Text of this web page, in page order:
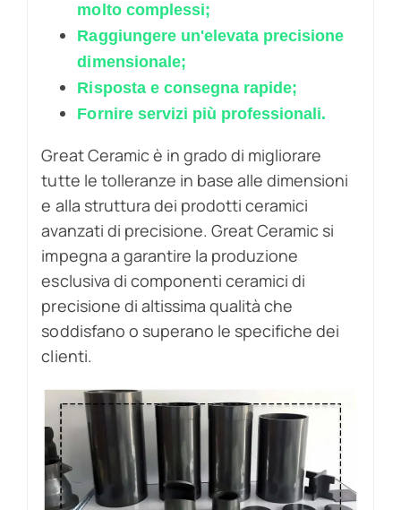
molto complessi;
Raggiungere un'elevata precisione
dimensionale;
Risposta e consegna rapide;
Fornire servizi più professionali.
Great Ceramic è in grado di migliorare
tutte le tolleranze in base alle dimensioni
e alla struttura dei prodotti ceramici
avanzati di precisione. Great Ceramic si
impegna a garantire la produzione
esclusiva di componenti ceramici di
precisione di altissima qualità che
soddisfano o superano le specifiche dei
clienti.